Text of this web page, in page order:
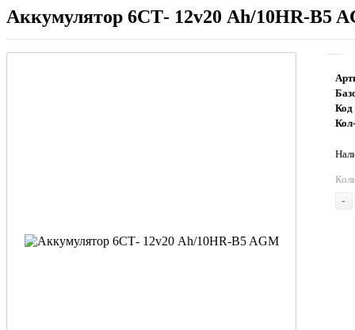
Аккумулятор 6СТ- 12v20 Аh/10HR-B5
Код
-